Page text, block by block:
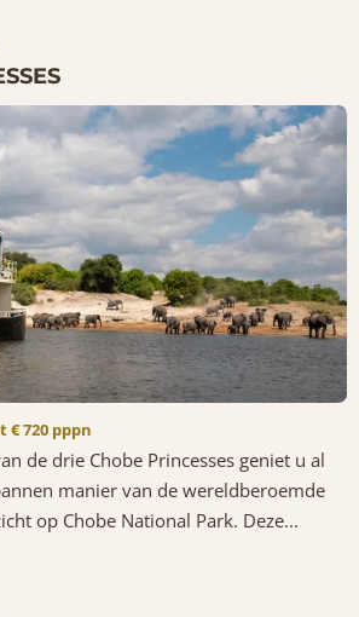
€ 720 pppn
de drie Chobe Princesses geniet u al
manier van de wereldberoemde
op Chobe National Park. Deze...